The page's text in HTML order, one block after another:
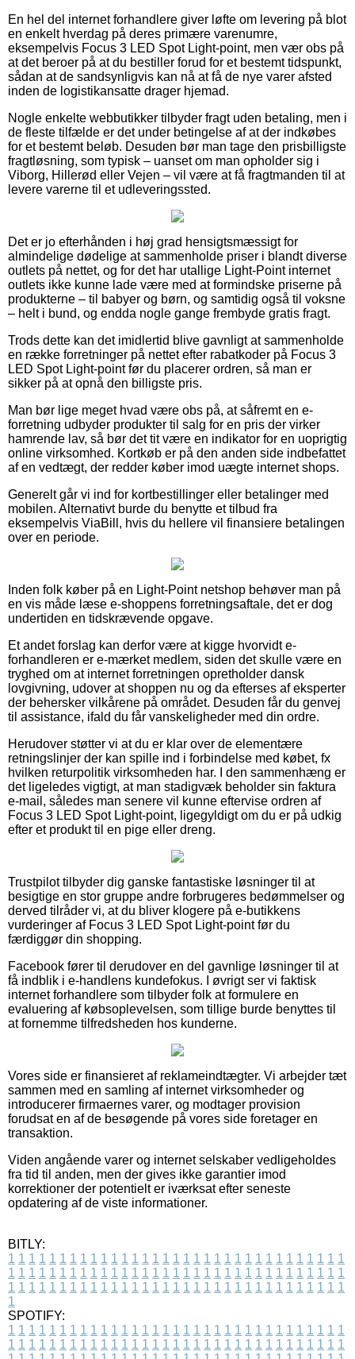
En hel del internet forhandlere giver løfte om levering på blot
en enkelt hverdag på deres primære varenumre,
eksempelvis Focus 3 LED Spot Light-point, men vær obs på
at det beroer på at du bestiller forud for et bestemt tidspunkt,
sådan at de sandsynligvis kan nå at få de nye varer afsted
inden de logistikansatte drager hjemad.
Nogle enkelte webbutikker tilbyder fragt uden betaling, men i
de fleste tilfælde er det under betingelse af at der indkøbes
for et bestemt beløb. Desuden bør man tage den prisbilligste
fragtløsning, som typisk – uanset om man opholder sig i
Viborg, Hillerød eller Vejen – vil være at få fragtmanden til at
levere varerne til et udleveringssted.
Det er jo efterhånden i høj grad hensigtsmæssigt for
almindelige dødelige at sammenholde priser i blandt diverse
outlets på nettet, og for det har utallige Light-Point internet
outlets ikke kunne lade være med at formindske priserne på
produkterne – til babyer og børn, og samtidig også til voksne
– helt i bund, og endda nogle gange frembyde gratis fragt.
Trods dette kan det imidlertid blive gavnligt at sammenholde
en række forretninger på nettet efter rabatkoder på Focus 3
LED Spot Light-point før du placerer ordren, så man er
sikker på at opnå den billigste pris.
Man bør lige meget hvad være obs på, at såfremt en e-
forretning udbyder produkter til salg for en pris der virker
hamrende lav, så bør det tit være en indikator for en uoprigtig
online virksomhed. Kortkøb er på den anden side indbefattet
af en vedtægt, der redder køber imod uægte internet shops.
Generelt går vi ind for kortbestillinger eller betalinger med
mobilen. Alternativt burde du benytte et tilbud fra
eksempelvis ViaBill, hvis du hellere vil finansiere betalingen
over en periode.
Inden folk køber på en Light-Point netshop behøver man på
en vis måde læse e-shoppens forretningsaftale, det er dog
undertiden en tidskrævende opgave.
Et andet forslag kan derfor være at kigge hvorvidt e-
forhandleren er e-mærket medlem, siden det skulle være en
tryghed om at internet forretningen opretholder dansk
lovgivning, udover at shoppen nu og da efterses af eksperter
der behersker vilkårene på området. Desuden får du genvej
til assistance, ifald du får vanskeligheder med din ordre.
Herudover støtter vi at du er klar over de elementære
retningslinjer der kan spille ind i forbindelse med købet, fx
hvilken returpolitik virksomheden har. I den sammenhæng er
det ligeledes vigtigt, at man stadigvæk beholder sin faktura
e-mail, således man senere vil kunne eftervise ordren af
Focus 3 LED Spot Light-point, ligegyldigt om du er på udkig
efter et produkt til en pige eller dreng.
Trustpilot tilbyder dig ganske fantastiske løsninger til at
besigtige en stor gruppe andre forbrugeres bedømmelser og
derved tilråder vi, at du bliver klogere på e-butikkens
vurderinger af Focus 3 LED Spot Light-point før du
færdiggør din shopping.
Facebook fører til derudover en del gavnlige løsninger til at
få indblik i e-handlens kundefokus. I øvrigt ser vi faktisk
internet forhandlere som tilbyder folk at formulere en
evaluering af købsoplevelsen, som tillige burde benyttes til
at fornemme tilfredsheden hos kunderne.
Vores side er finansieret af reklameindtægter. Vi arbejder tæt
sammen med en samling af internet virksomheder og
introducerer firmaernes varer, og modtager provision
forudsat en af de besøgende på vores side foretager en
transaktion.
Viden angående varer og internet selskaber vedligeholdes
fra tid til anden, men der gives ikke garantier imod
korrektioner der potentielt er iværksat efter seneste
opdatering af de viste informationer.
BITLY:
1 1 1 1 1 1 1 1 1 1 1 1 1 1 1 1 1 1 1 1 1 1 1 1 1 1 1 1 1 1 1 1 1
1 1 1 1 1 1 1 1 1 1 1 1 1 1 1 1 1 1 1 1 1 1 1 1 1 1 1 1 1 1 1 1 1
1 1 1 1 1 1 1 1 1 1 1 1 1 1 1 1 1 1 1 1 1 1 1 1 1 1 1 1 1 1 1 1 1
1
SPOTIFY:
1 1 1 1 1 1 1 1 1 1 1 1 1 1 1 1 1 1 1 1 1 1 1 1 1 1 1 1 1 1 1 1 1
1 1 1 1 1 1 1 1 1 1 1 1 1 1 1 1 1 1 1 1 1 1 1 1 1 1 1 1 1 1 1 1 1